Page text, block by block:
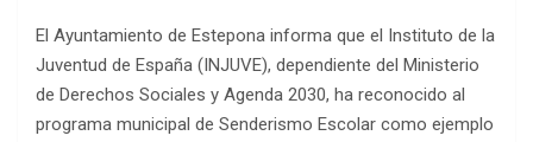
El Ayuntamiento de Estepona informa que el Instituto de la
Juventud de España (INJUVE), dependiente del Ministerio
de Derechos Sociales y Agenda 2030, ha reconocido al
programa municipal de Senderismo Escolar como ejemplo